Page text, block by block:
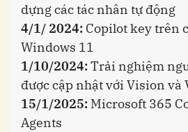
dựng các tác nhân tự động
4/1/ 2024: Copilot key trên
Windows 11
1/10/2024:Trải nghiệm
được cập nhật với Vision và
15/1/2025: Microsoft 365
Agents